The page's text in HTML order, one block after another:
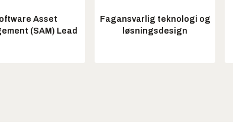
Asset
(SAM) Lead
Fagansvarlig teknologi og
løsningsdesign